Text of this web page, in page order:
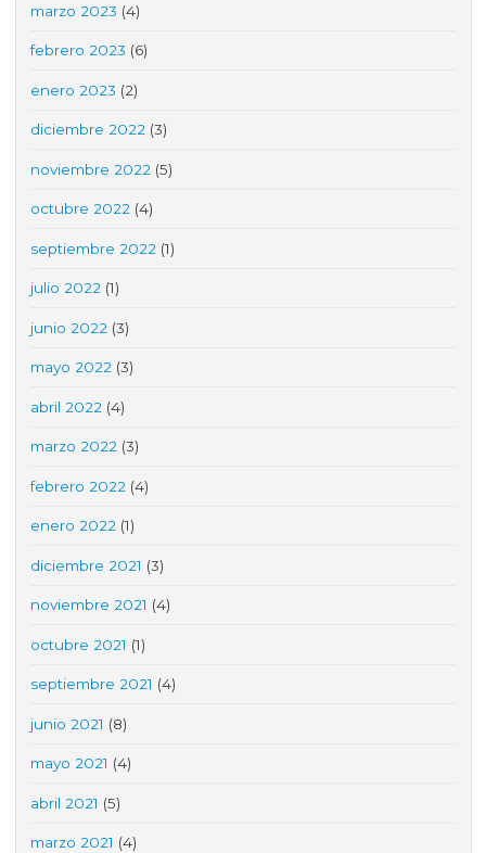
marzo 2023 (4)
febrero 2023 (6)
enero 2023 (2)
diciembre 2022 (3)
noviembre 2022 (5)
octubre 2022 (4)
septiembre 2022 (1)
julio 2022 (1)
junio 2022 (3)
mayo 2022 (3)
abril 2022 (4)
marzo 2022 (3)
febrero 2022 (4)
enero 2022 (1)
diciembre 2021 (3)
noviembre 2021 (4)
octubre 2021 (1)
septiembre 2021 (4)
junio 2021 (8)
mayo 2021 (4)
abril 2021 (5)
marzo 2021 (4)